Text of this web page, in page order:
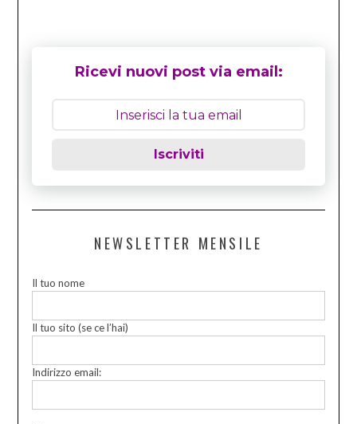
Ricevi nuovi post via email:
Iscriviti
NEWSLETTER MENSILE
Il tuo nome
Il tuo sito (se ce l’hai)
Indirizzo email: